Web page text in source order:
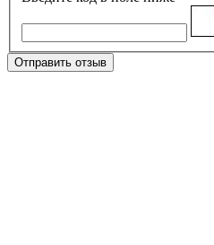
Отправить отзыв